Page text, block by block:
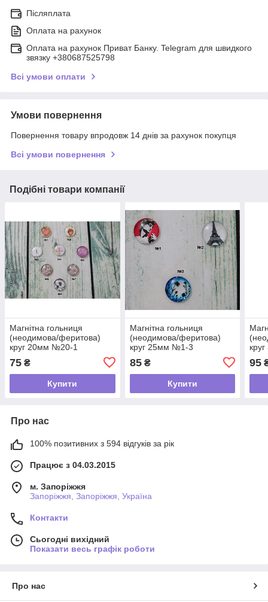
Післяплата
Оплата на рахунок
Оплата на рахунок Приват Банку. Telegram для швидкого
звязку +380687525798
Всі умови оплати
Умови повернення
Повернення товару впродовж 14 днів за рахунок покупця
Всі умови повернення
Подібні товари компанії
Магнітна гольниця
(неодимова/феритова)
круг 20мм №20-1
75 ₴
Купити
Магнітна гольниця
(неодимова/феритова)
круг 25мм №1-3
85₴
Купити
95
Про нас
100% позитивних з 594 відгуків за рік
Працює з 04.03.2015
м. Запоріжжя
Запоріжжя, Запоріжжя, Україна
Контакти
Сьогодні вихідний
Показати весь графік роботи
Про нас